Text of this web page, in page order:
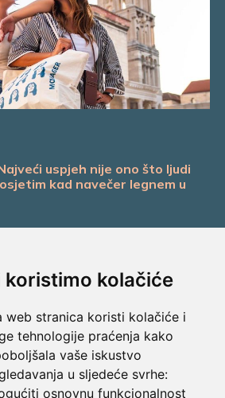
koristimo kolačiće
web stranica koristi kolačiće i
tehnologije praćenja kako
vaše iskustvo
u sljedeće svrhe:
osnovnu funkcionalnost
uspjeh nije ono što ljudi
kad navečer legnem u